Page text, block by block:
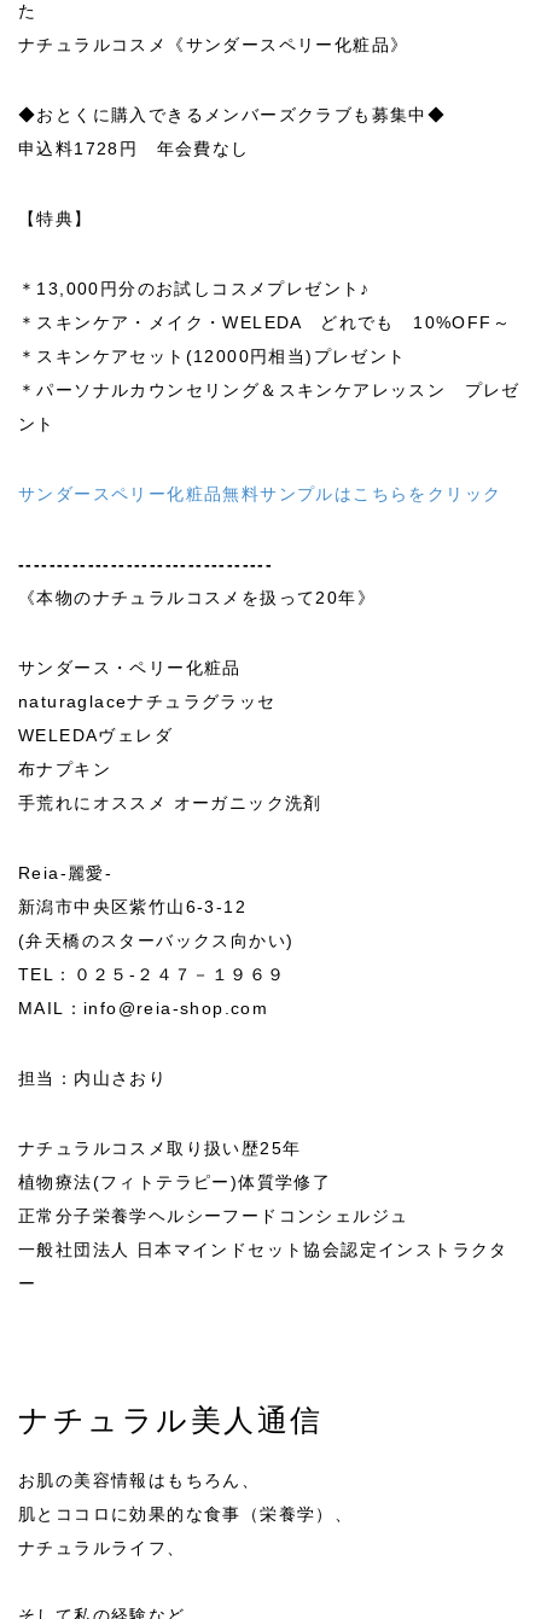
た
ナチュラルコスメ《サンダースペリー化粧品》
◆おとくに購入できるメンバーズクラブも募集中◆
申込料1728円 年会費なし
【特典】
＊13,000円分のお試しコスメプレゼント♪
＊スキンケア・メイク・WELEDA どれでも 10%OFF～
＊スキンケアセット(12000円相当)プレゼント
＊パーソナルカウンセリング＆スキンケアレッスン プレゼ
ント
サンダースペリー化粧品無料サンプルはこちらをクリック
---------------------------------
《本物のナチュラルコスメを扱って20年》
サンダース・ペリー化粧品
naturaglaceナチュラグラッセ
WELEDAヴェレダ
布ナプキン
手荒れにオススメ オーガニック洗剤
Reia-麗愛-
新潟市中央区紫竹山6-3-12
(弁天橋のスターバックス向かい)
TEL：０２５-２４７－１９６９
MAIL：info@reia-shop.com
担当：内山さおり
ナチュラルコスメ取り扱い歴25年
植物療法(フィトテラピー)体質学修了
正常分子栄養学ヘルシーフードコンシェルジュ
一般社団法人 日本マインドセット協会認定インストラクタ
ー
ナチュラル美人通信
お肌の美容情報はもちろん、
肌とココロに効果的な食事（栄養学）、
ナチュラルライフ、